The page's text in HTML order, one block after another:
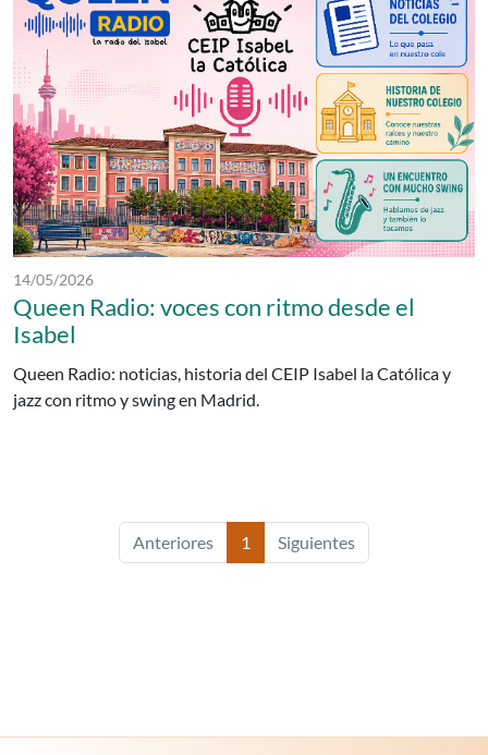
Fecha de publicación:
14/05/2026
Queen Radio: voces con ritmo desde el
Isabel
Queen Radio: noticias, historia del CEIP Isabel la Católica y
jazz con ritmo y swing en Madrid.
Anteriores 1 Siguientes